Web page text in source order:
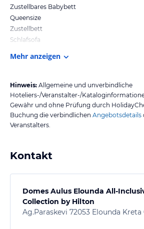
Zustellbares Babybett
Queensize
Zustellbett
Schlafsofa
Mehr anzeigen
Hinweis: Allgemeine und unverbindliche
Hoteliers-/Veranstalter-/
Gewähr und ohne Prüfung durch
Buchung die verbindlichen Angebotsdetails
Veranstalters.
Kontakt
Domes Aulus Elounda All-
Collection by Hilton
Ag.Paraskevi 72053 Elounda